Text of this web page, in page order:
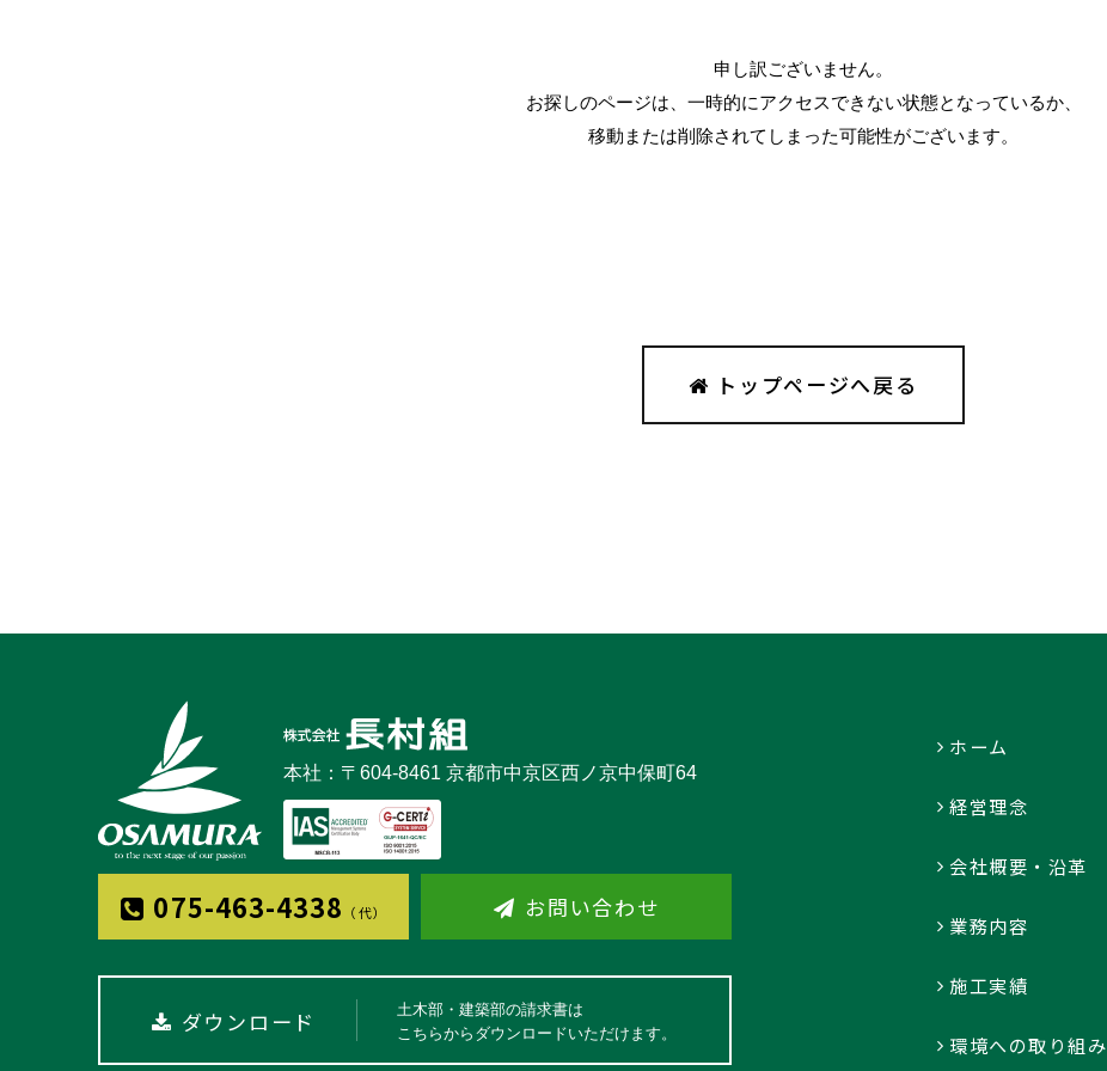
申し訳ございません。
お探しのページは、一時的にアクセスできない状態となっているか、
移動または削除されてしまった可能性がございます。
トップページへ戻る
本社：〒604-8461 京都市中京区西ノ京中保町64
075-463-4338 （代） お問い合わせ
ダウンロード
土木部・建築部の請求書は
こちらからダウンロードいただけます。
ホーム
経営理念
会社概要・沿革
業務内容
施工実績
環境への取り組み